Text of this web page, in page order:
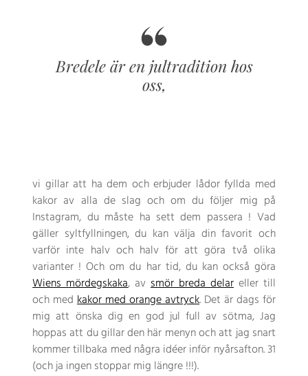
Bredele är en jultradition hos
oss,
vi gillar att ha dem och erbjuder lådor fyllda med
kakor av alla de slag och om du följer mig på
Instagram, du måste ha sett dem passera ! Vad
gäller syltfyllningen, du kan välja din favorit och
varför inte halv och halv för att göra två olika
varianter ! Och om du har tid, du kan också göra
Wiens mördegskaka, avsmör breda delareller till
och medkakor med orange avtryck. Det är dags för
mig att önska dig en god jul full av sötma, Jag
hoppas att du gillar den här menyn och att jag snart
kommer tillbaka med några idéer inför nyårsafton. 31
(och ja ingen stoppar mig längre !!!).